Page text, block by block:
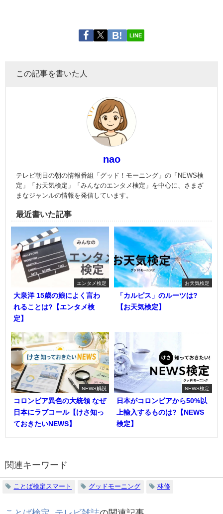
LINE
この記事を書いた人
nao
テレビ朝日の朝の情報番組「グッド！モーニング」の「NEWS検
定」「お天気検定」「みんなのエンタメ検定」を中心に、さまざ
まなジャンルの情報を発信しています。
最近書いた記事
エンタメ検定
大泉洋 15歳の娘によく言わ
れることは?【エンタメ検
定】
お天気検定
「カルピス」のルーツは?
【お天気検定】
NEWS解説
コロンビア異色の大統領 なぜ
日本にラブコール【けさ知っ
ておきたいNEWS】
NEWS検定
日本がコロンビアから50%以
上輸入するものは?【NEWS
検定】
関連キーワード
ことば検定スマート グッドモーニング 林修